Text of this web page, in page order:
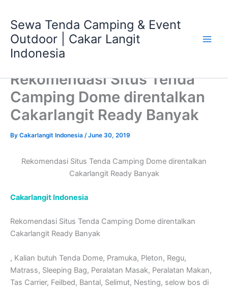
content
Sewa Tenda Camping & Event
Outdoor | Cakar Langit
Indonesia
Rekomendasi Situs Tenda
Camping Dome direntalkan
Cakarlangit Ready Banyak
By Cakarlangit Indonesia /June 30, 2019
Rekomendasi Situs Tenda Camping Dome direntalkan
Cakarlangit Ready Banyak
Cakarlangit Indonesia
Rekomendasi Situs Tenda Camping Dome direntalkan
Cakarlangit Ready Banyak
, Kalian butuh Tenda Dome, Pramuka, Pleton, Regu,
Matrass, Sleeping Bag, Peralatan Masak, Peralatan Makan,
Tas Carrier, Feilbed, Bantal, Selimut, Nesting, selow bos di